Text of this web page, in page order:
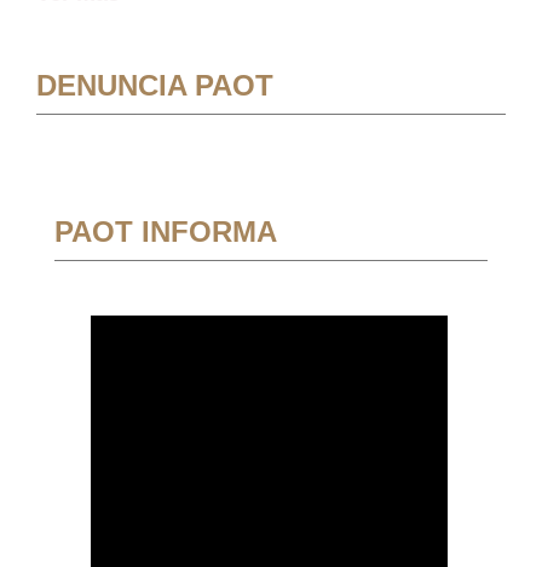
DENUNCIA PAOT
PAOT INFORMA